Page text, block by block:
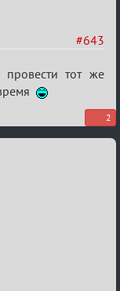
#643
тот же
2